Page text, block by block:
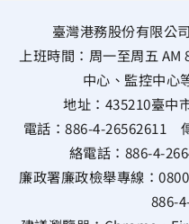
臺灣港務股份有限公
上班時間：周一至周五
中心、監控中心
地址： 435210臺中
電話：886-4-26562611
絡電話： 886-4-
廉政署廉政檢舉專線：
886-